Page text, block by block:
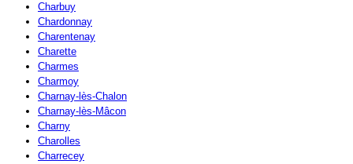
Charbuy
Chardonnay
Charentenay
Charette
Charmes
Charmoy
Charnay-lès-Chalon
Charnay-lès-Mâcon
Charny
Charolles
Charrecey